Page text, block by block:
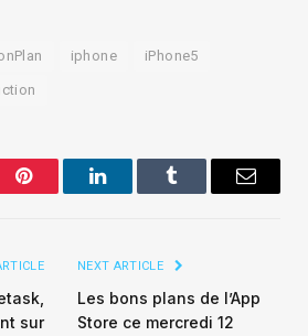
iphone iPhone5
Pinterest LinkedInTumblr Email
sur
NEXT ARTICLE
Les bons plans de l’App
Store ce mercredi 12